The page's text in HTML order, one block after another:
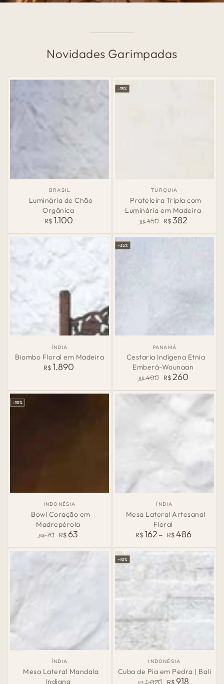
Novidades Garimpadas
País
Origem:
BRASIL
Luminária de Chão
Orgânica
Preço
R$ 1.100
País
de
Origem:
TURQUIA
Prateleira Tripla com
Luminária em Madeira
normal
R$ 450
de
R$382
–15%
País
de
Origem:
ÍNDIA
Biombo Floral em Madeira
Preço
R$ 1.890
País
de
Origem:
PANAMÁ
Cestaria Indígena Etnia
Emberá-Wounaan
normal
R$ 400
de
R$260
–35%
País
Origem:
INDONÉSIA
Bowl Coração em
Madrepérola
normal
R$ 70
de
venda
R$ 63
–10%
País
de
Origem:
ÍNDIA
Mesa Lateral Artesanal
Floral
Preço
R$162 R$486
País
de
ÍNDIA
Mesa Lateral Mandala
Indiana
País
Origem:
INDONÉSIA
Cuba de Pia em Pedra | Bali
R$ 1.020 R$918
–10%